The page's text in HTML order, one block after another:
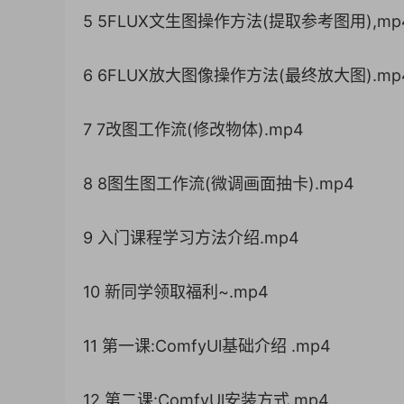
5 5FLUX文生图操作方法(提取参考图用
6 6FLUX放大图像操作方法(最终放大图
7 7改图工作流(修改物体).mp4
8 8图生图工作流(微调画面抽卡).mp4
9 入门课程学习方法介绍.mp4
10 新同学领取福利~.mp4
11 第一课:ComfyUl基础介绍 .mp4
12 第二课:ComfyUl安装方式.mp4